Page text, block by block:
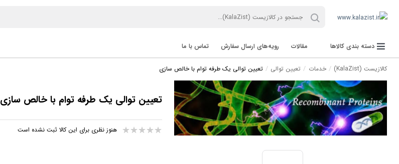
دسته بندی کالاها مقالات رویه‌های ارسال سفارش تماس با ما
کالازیست (KalaZist) خدمات تعیین توالی تعیین توالی یک طرفه توام با خالص سازی
تعیین توالی یک طرفه توام با خالص سازی
هنوز نظری برای این کالا ثبت نشده است